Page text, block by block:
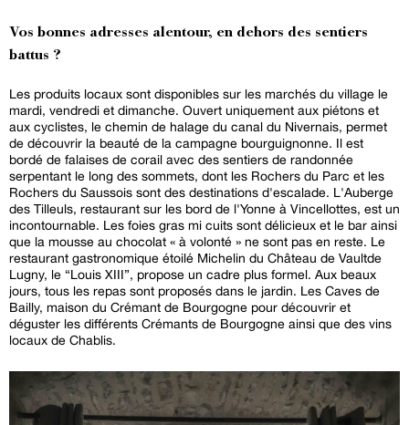
Vos bonnes adresses alentour, en dehors des sentiers
battus ?
Les produits locaux sont disponibles sur les marchés du village le
mardi, vendredi et dimanche. Ouvert uniquement aux piétons et
aux cyclistes, le chemin de halage du canal du Nivernais, permet
de découvrir la beauté de la campagne bourguignonne. Il est
bordé de falaises de corail avec des sentiers de randonnée
serpentant le long des sommets, dont les Rochers du Parc et les
Rochers du Saussois sont des destinations d'escalade. L'Auberge
des Tilleuls, restaurant sur les bord de l'Yonne à Vincellottes, est un
incontournable. Les foies gras mi cuits sont délicieux et le bar ainsi
que la mousse au chocolat « à volonté » ne sont pas en reste. Le
restaurant gastronomique étoilé Michelin du Château de Vaultde
Lugny, le “Louis XIII”, propose un cadre plus formel. Aux beaux
jours, tous les repas sont proposés dans le jardin. Les Caves de
Bailly, maison du Crémant de Bourgogne pour découvrir et
déguster les différents Crémants de Bourgogne ainsi que des vins
locaux de Chablis.